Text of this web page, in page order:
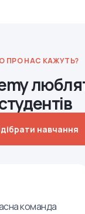
ПРО НАС КАЖУТЬ?
навчання
команда